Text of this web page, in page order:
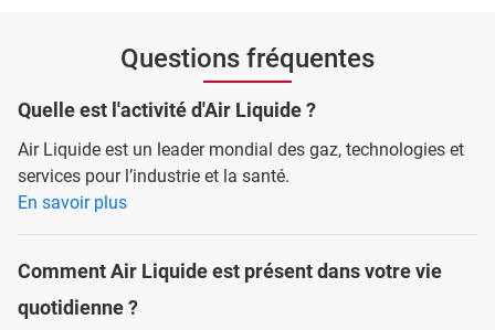
Questions fréquentes
Quelle est l'activité d'Air Liquide ?
Air Liquide est un leader mondial des gaz, technologies et
services pour l’industrie et la santé.
En savoir plus
Comment Air Liquide est présent dans votre vie
quotidienne ?